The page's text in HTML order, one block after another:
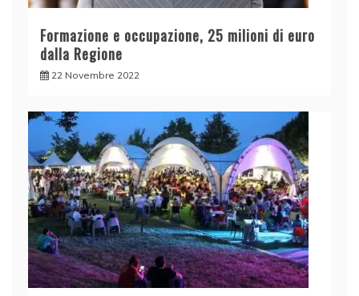
Formazione e occupazione, 25 milioni di euro
dalla Regione
22 Novembre 2022